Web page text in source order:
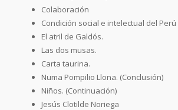
Colaboración
Condición social e intelectual del
El atril de Galdós.
Las dos musas.
Carta taurina.
Numa Pompilio Llona. (Conclusión)
Niños. (Continuación)
Jesús Clotilde Noriega